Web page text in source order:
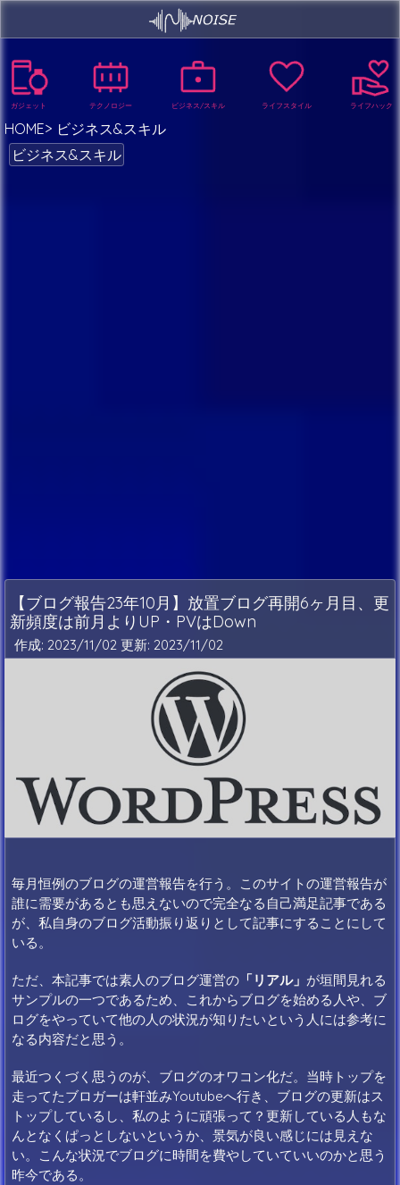
ガジェット テクノロジー ビジネス/スキル ライフスタイル ライフハック
HOME
ビジネス&スキル
ビジネス&スキル
【ブログ報告23年10月】放置ブログ再開6ヶ月目、更
新頻度は前月よりUP・PVはDown
作成: 2023/11/02 更新: 2023/11/02
毎月恒例のブログの運営報告を行う。このサイトの運営報告が
誰に需要があるとも思えないので完全なる自己満足記事である
が、私自身のブログ活動振り返りとして記事にすることにして
いる。
ただ、本記事では素人のブログ運営の 「リアル」 が垣間見れる
サンプルの一つであるため、これからブログを始める人や、ブ
ログをやっていて他の人の状況が知りたいという人には参考に
なる内容だと思う。
最近つくづく思うのが、ブログのオワコン化だ。当時トップを
走ってたブロガーは軒並みYoutubeへ行き、ブログの更新はス
トップしているし、私のように頑張って？更新している人もな
んとなくぱっとしないというか、景気が良い感じには見えな
い。こんな状況でブログに時間を費やしていていいのかと思う
昨今である。